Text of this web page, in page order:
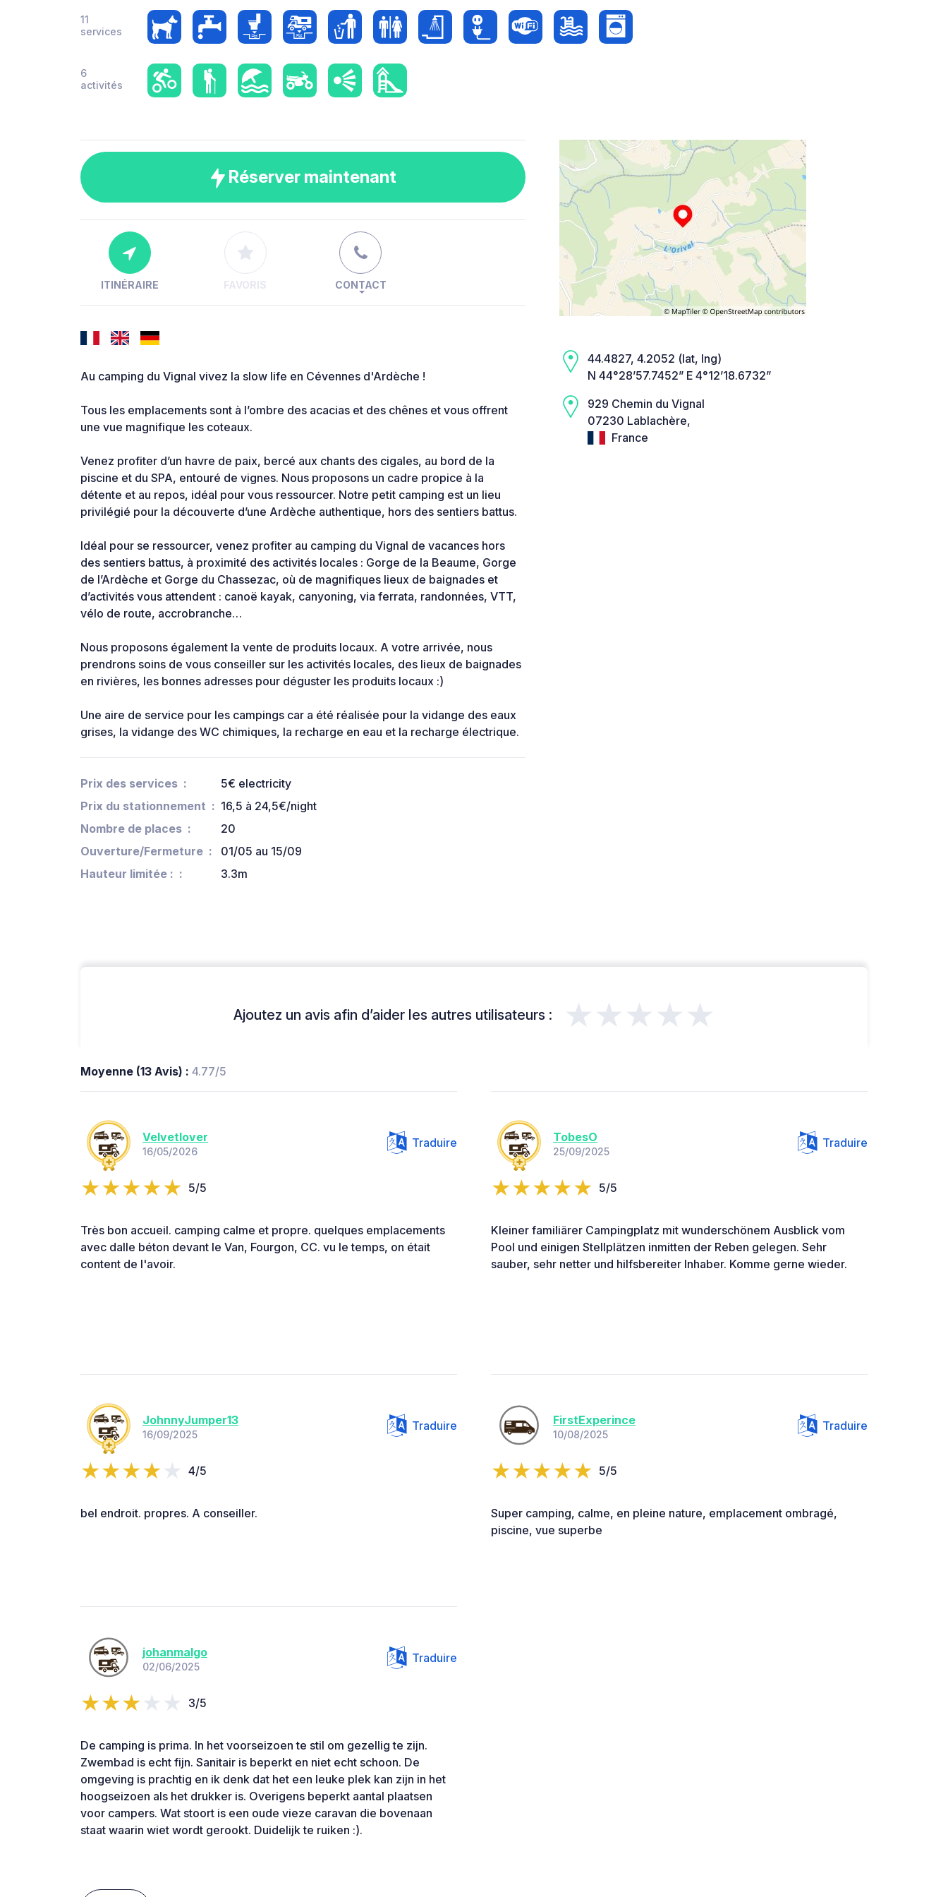
11
services
6
activités
Réserver maintenant
ITINÉRAIRE FAVORIS CONTACT
Au camping du Vignal vivez la slow life en Cévennes d'Ardèche !
Tous les emplacements sont à l’ombre des acacias et des chênes et vous offrent
une vue magnifique les coteaux.
Venez profiter d’un havre de paix, bercé aux chants des cigales, au bord de la
piscine et du SPA, entouré de vignes. Nous proposons un cadre propice à la
détente et au repos, idéal pour vous ressourcer. Notre petit camping est un lieu
privilégié pour la découverte d’une Ardèche authentique, hors des sentiers battus.
Idéal pour se ressourcer, venez profiter au camping du Vignal de vacances hors
des sentiers battus, à proximité des activités locales : Gorge de la Beaume, Gorge
de l’Ardèche et Gorge du Chassezac, où de magnifiques lieux de baignades et
d’activités vous attendent : canoë kayak, canyoning, via ferrata, randonnées, VTT,
vélo de route, accrobranche…
Nous proposons également la vente de produits locaux. A votre arrivée, nous
prendrons soins de vous conseiller sur les activités locales, des lieux de baignades
en rivières, les bonnes adresses pour déguster les produits locaux :)
Une aire de service pour les campings car a été réalisée pour la vidange des eaux
grises, la vidange des WC chimiques, la recharge en eau et la recharge électrique.
Prix des services
5€ electricity
Prix du stationnement
16,5 à 24,5€/night
Nombre de places
20
Ouverture/Fermeture
01/05 au 15/09
Hauteur limitée :
3.3m
44.4827, 4.2052 (lat, lng)
N 44°28’57.7452” E 4°12’18.6732”
929 Chemin du Vignal
07230 Lablachère,
France
Ajoutez un avis afin d’aider les autres utilisateurs : ★★★★★
Moyenne (13 Avis) : 4.77/5
Velvetlover
16/05/2026
Traduire
5/5
Très bon accueil. camping calme et propre. quelques emplacements
avec dalle béton devant le Van, Fourgon, CC. vu le temps, on était
content de l'avoir.
TobesO
25/09/2025
Traduire
5/5
Kleiner familiärer Campingplatz mit wunderschönem Ausblick vom
Pool und einigen Stellplätzen inmitten der Reben gelegen. Sehr
sauber, sehr netter und hilfsbereiter Inhaber. Komme gerne wieder.
JohnnyJumper13
16/09/2025
Traduire
4/5
bel endroit. propres. A conseiller.
FirstExperince
10/08/2025
Traduire
5/5
Super camping, calme, en pleine nature, emplacement ombragé,
piscine, vue superbe
johanmalgo
02/06/2025
Traduire
3/5
De camping is prima. In het voorseizoen te stil om gezellig te zijn.
Zwembad is echt fijn. Sanitair is beperkt en niet echt schoon. De
omgeving is prachtig en ik denk dat het een leuke plek kan zijn in het
hoogseizoen als het drukker is. Overigens beperkt aantal plaatsen
voor campers. Wat stoort is een oude vieze caravan die bovenaan
staat waarin wiet wordt gerookt. Duidelijk te ruiken :).